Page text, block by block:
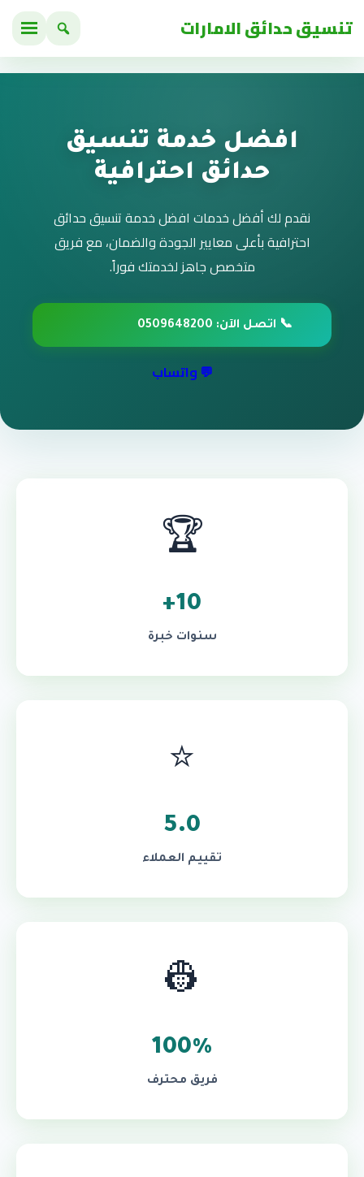
تنسيق حدائق الامارات
افضل خدمة تنسيق
حدائق احترافية
نقدم لك أفضل خدمات افضل خدمة تنسيق حدائق
احترافية بأعلى معايير الجودة والضمان، مع فريق
متخصص جاهز لخدمتك فوراً.
📞 اتصل الآن: 0509648200
💬 واتساب
🏆
10+
سنوات خبرة
⭐
5.0
تقييم العملاء
👷
100%
فريق محترف